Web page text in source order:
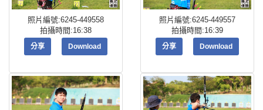
照片編號:6245-449558
拍攝時間:16:38
分享 Download
照片編號:6245-449557
拍攝時間:16:39
分享 Download